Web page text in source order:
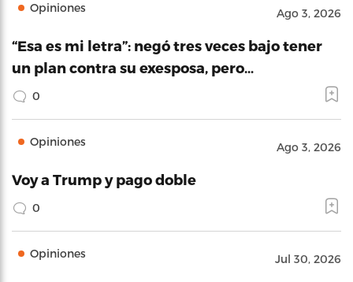
Opiniones Ago 3, 2026
“Esa es mi letra”: negó tres veces bajo tener
un plan contra su exesposa, pero…
0
Opiniones Ago 3, 2026
Voy a Trump y pago doble
0
Opiniones Jul 30, 2026